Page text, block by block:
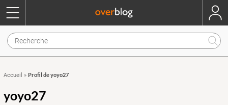
Accueil » Profil de yoyo27
yoyo27